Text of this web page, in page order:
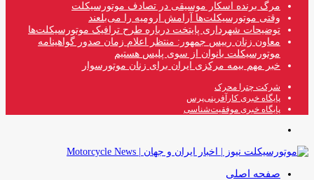
مرگ برنده اسکار موسیقی در تصادف موتورسیکلت
وقتی موتورسیکلت‌ها آرامش ارومیه را می‌بلعند
توضیحات شهرداری پایتخت درباره طرح ترافیک موتورسیکلت‌ها
معاون زنان رییس جمهور: منتظر اعلام زمان صدور گواهینامه
موتورسیکلت بانوان از سوی پلیس هستیم
خبر مهم بیمه مرکزی ایران برای زنان موتورسوار
شرکت چترا محرک
پایگاه خبری کارآفرینی‌پرس
پایگاه خبری موفقیت‌شناسی
صفحه اصلی